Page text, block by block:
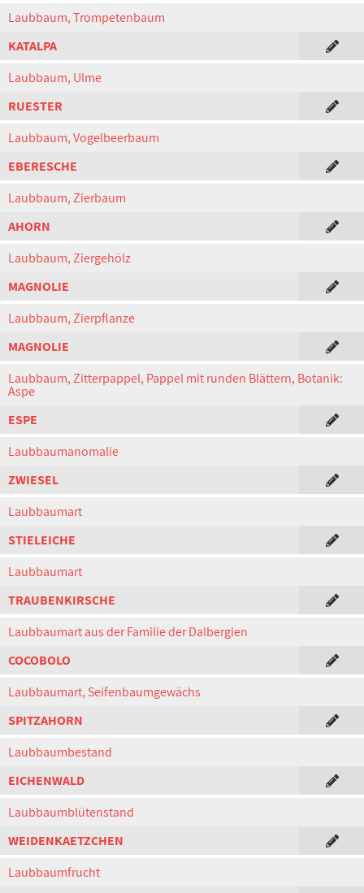
Laubbaum, Trompetenbaum
KATALPA
Laubbaum, Ulme
RUESTER
Laubbaum, Vogelbeerbaum
EBERESCHE
Laubbaum, Zierbaum
AHORN
Laubbaum, Ziergehölz
MAGNOLIE
Laubbaum, Zierpflanze
MAGNOLIE
Laubbaum, Zitterpappel, Pappel mit runden Blättern, Botanik:
Aspe
ESPE
Laubbaumanomalie
ZWIESEL
Laubbaumart
STIELEICHE
Laubbaumart
TRAUBENKIRSCHE
Laubbaumart aus der Familie der Dalbergien
COCOBOLO
Laubbaumart, Seifenbaumgewächs
SPITZAHORN
Laubbaumbestand
EICHENWALD
Laubbaumblütenstand
WEIDENKAETZCHEN
Laubbaumfrucht